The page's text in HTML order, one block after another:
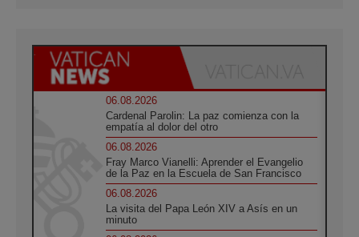
06.08.2026
Cardenal Parolin: La paz comienza con la
empatía al dolor del otro
06.08.2026
Fray Marco Vianelli: Aprender el Evangelio
de la Paz en la Escuela de San Francisco
06.08.2026
La visita del Papa León XIV a Asís en un
minuto